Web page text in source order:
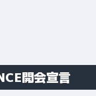
開会宣言